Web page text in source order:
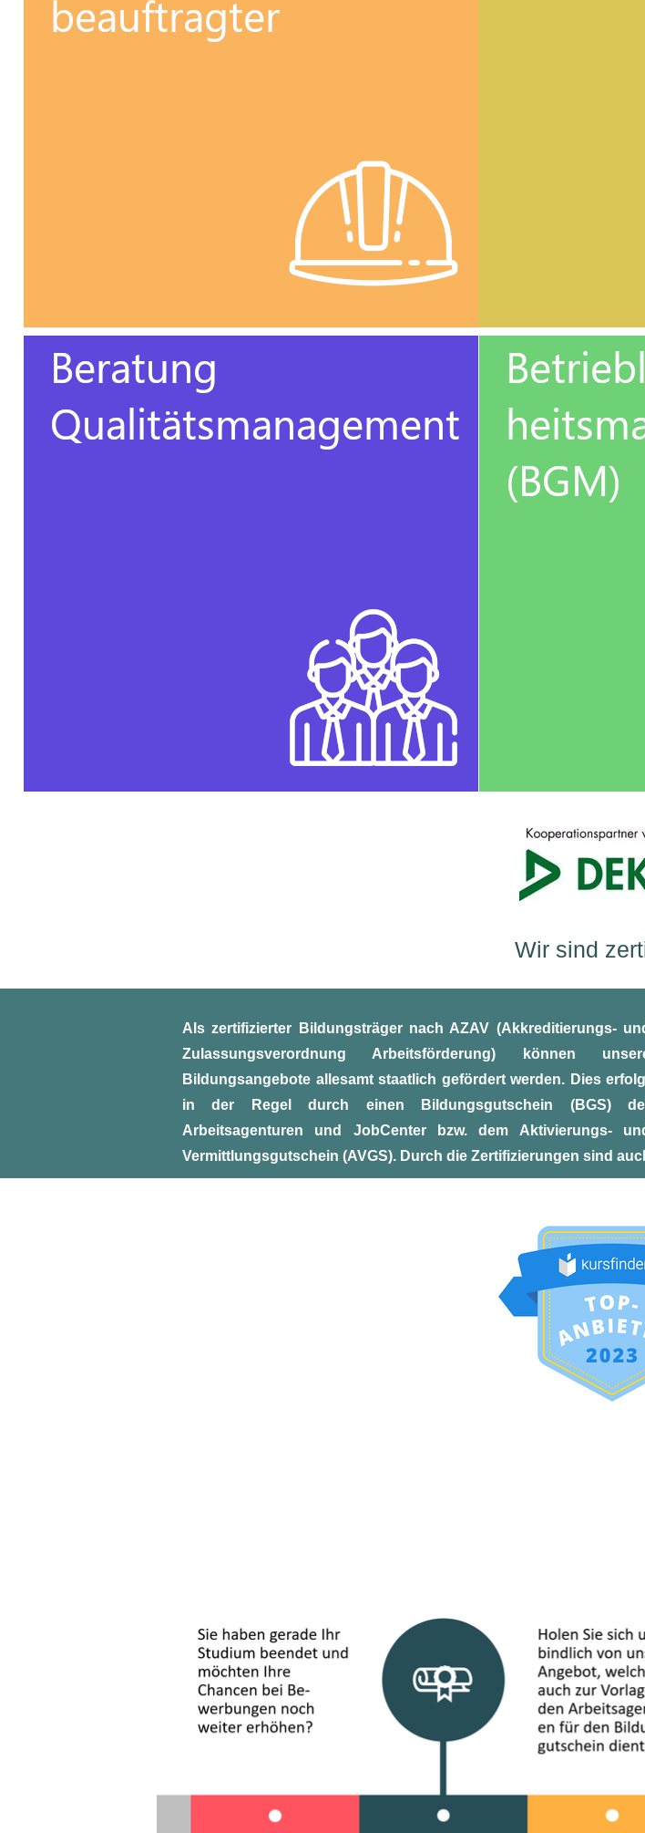
Wir sind
Als zertifizierter Bildungsträger nach AZAV (Akkreditierungs-
Zulassungsverordnung Arbeitsförderung) können
Bildungsangebote allesamt staatlich gefördert werden. Dies
in der Regel durch einen Bildungsgutschein (BGS)
Arbeitsagenturen und JobCenter bzw. dem Aktivierungs-
Vermittlungsgutschein (AVGS). Durch die Zertifizierungen sind